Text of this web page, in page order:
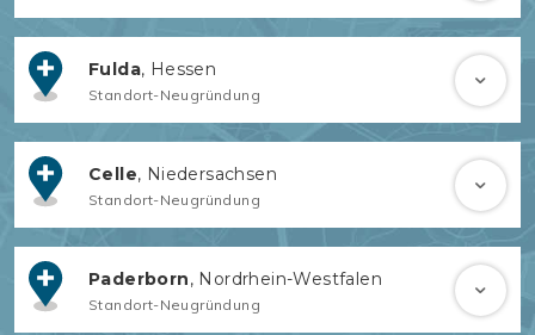
Fulda, Hessen
Standort-Neugründung
Celle, Niedersachsen
Standort-Neugründung
Paderborn, Nordrhein-Westfalen
Standort-Neugründung